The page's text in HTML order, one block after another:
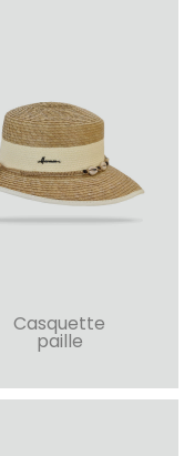
Casquette
paille